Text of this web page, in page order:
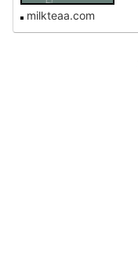
milkteaa.com